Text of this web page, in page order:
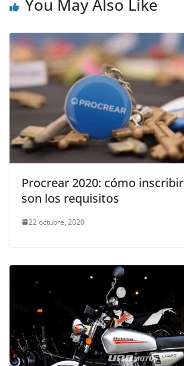
You May Also Like
Procrear 2020: cómo
son los requisitos
22 octubre, 2020